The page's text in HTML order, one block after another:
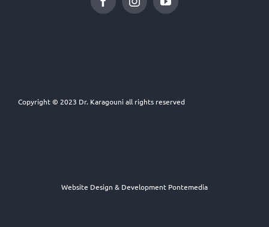
Copyright © 2023 Dr. Karagouni all rights reserved
Website Design & Development Pontemedia